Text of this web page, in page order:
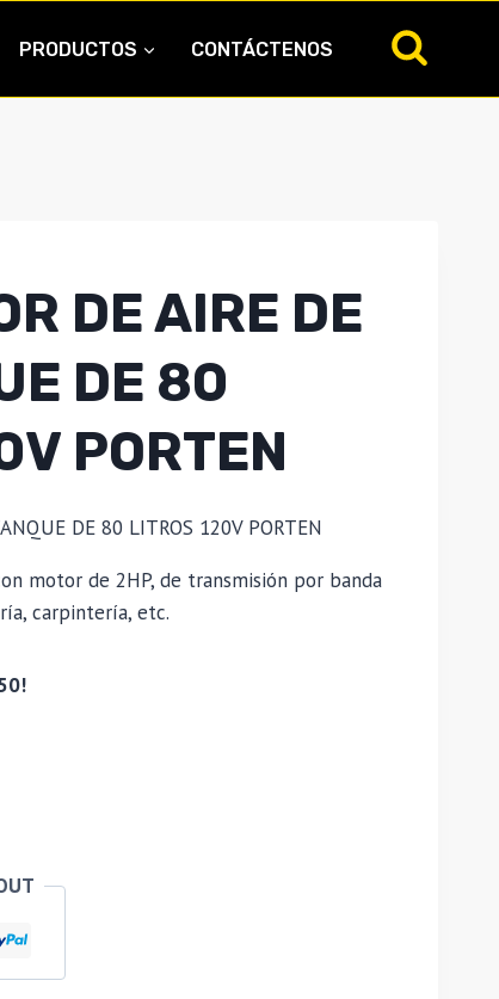
PRODUCTOS CONTÁCTENOS
DE AIRE DE
DE 80
PORTEN
DE 80 LITROS 120V PORTEN
motor de 2HP, de transmisión por banda
carpintería, etc.